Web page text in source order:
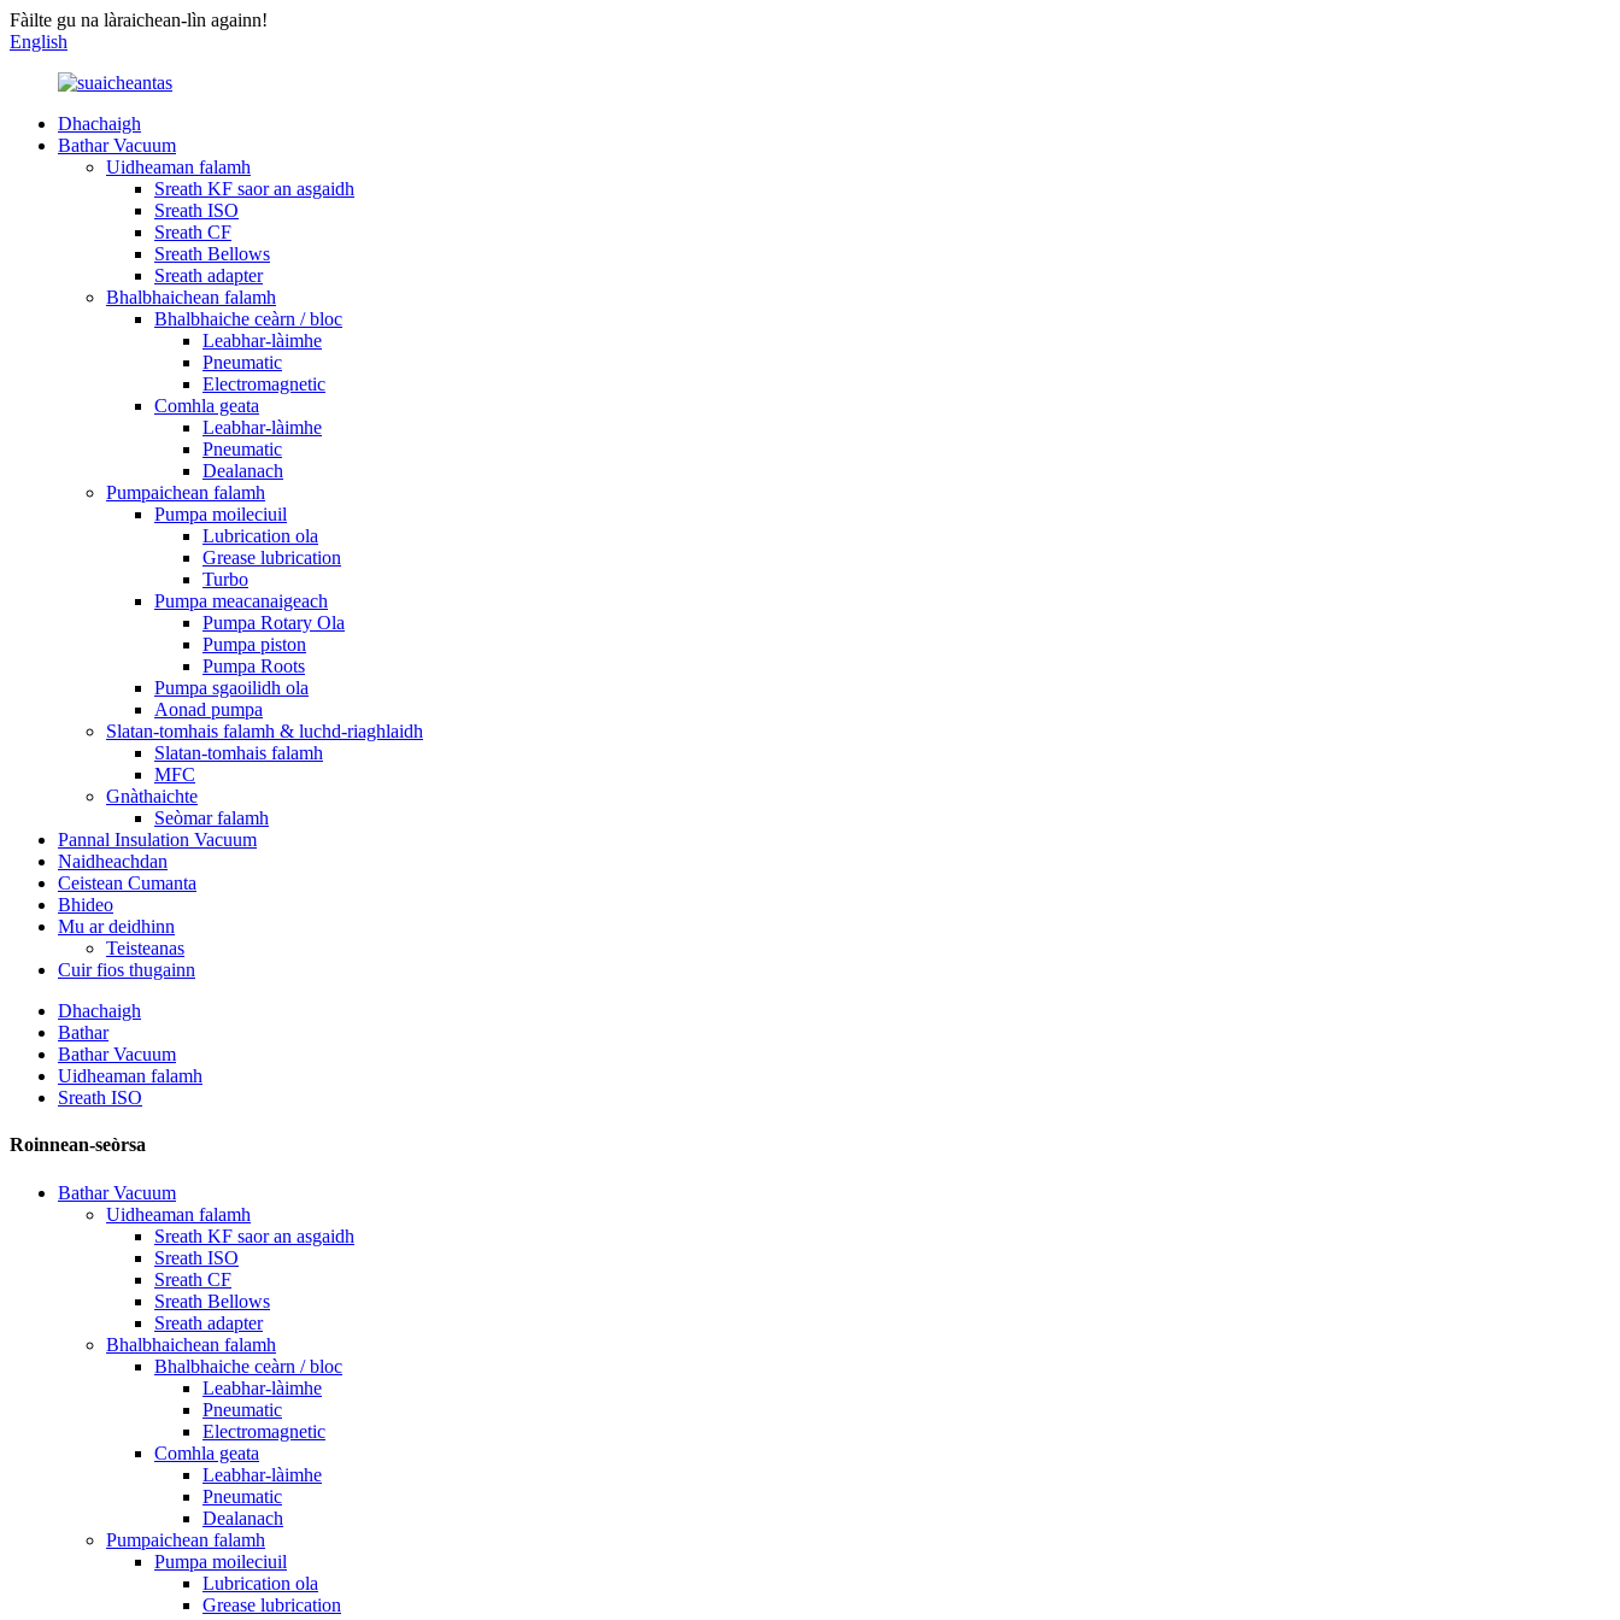
Fàilte gu na làraichean-lìn againn!
English
Dhachaigh
Bathar Vacuum
Uidheaman falamh
Sreath KF saor an asgaidh
Sreath ISO
Sreath CF
Sreath Bellows
Sreath adapter
Bhalbhaichean falamh
Bhalbhaiche ceàrn / bloc
Leabhar-làimhe
Pneumatic
Electromagnetic
Comhla geata
Leabhar-làimhe
Pneumatic
Dealanach
Pumpaichean falamh
Pumpa moileciuil
Lubrication ola
Grease lubrication
Turbo
Pumpa meacanaigeach
Pumpa Rotary Ola
Pumpa piston
Pumpa Roots
Pumpa sgaoilidh ola
Aonad pumpa
Slatan-tomhais falamh & luchd-riaghlaidh
Slatan-tomhais falamh
MFC
Gnàthaichte
Seòmar falamh
Pannal Insulation Vacuum
Naidheachdan
Ceistean Cumanta
Bhideo
Mu ar deidhinn
Teisteanas
Cuir fios thugainn
Dhachaigh
Bathar
Bathar Vacuum
Uidheaman falamh
Sreath ISO
Roinnean-seòrsa
Bathar Vacuum
Uidheaman falamh
Sreath KF saor an asgaidh
Sreath ISO
Sreath CF
Sreath Bellows
Sreath adapter
Bhalbhaichean falamh
Bhalbhaiche ceàrn / bloc
Leabhar-làimhe
Pneumatic
Electromagnetic
Comhla geata
Leabhar-làimhe
Pneumatic
Dealanach
Pumpaichean falamh
Pumpa moileciuil
Lubrication ola
Grease lubrication